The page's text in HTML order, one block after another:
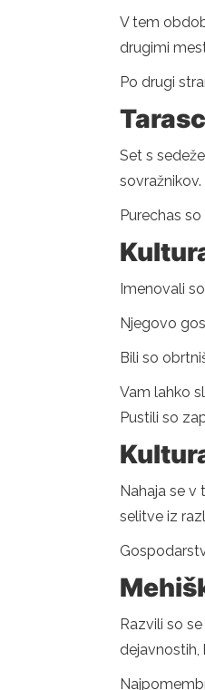
V tem
drugimi
Po drugi
Set s
sovražnikov.
Purechas
Imenovali
Njegovo
Bili so
Vam lahko
Pustili so
Nahaja se v
selitve iz
Razvili so
dejavnostih,